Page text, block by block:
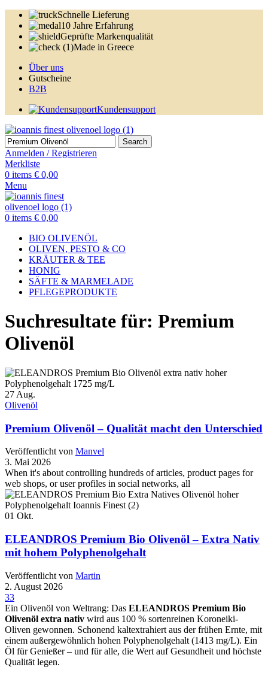
Schnelle Lieferung
10 Jahre Erfahrung
Geprüfte Markenqualität
Made in Greece
Über uns
Gutscheine
B2B
Kundensupport
Search
Anmelden / Registrieren
Merkliste
0 items € 0,00
Menu
0 items € 0,00
BIO OLIVENÖL
OLIVEN, PESTO & CO
KRÄUTER & TEE
HONIG
SÄFTE & MARMELADE
PFLEGEPRODUKTE
Suchresultate für: Premium
Olivenöl
27 Aug.
Olivenöl
Premium Olivenöl – Qualität macht den Unterschied
Veröffentlicht von Manvel
3. Mai 2026
When it's about controlling hundreds of articles, product pages for
web shops, or user profiles in social networks, all
01 Okt.
ELEANDROS Premium Bio Olivenöl – Extra Nativ
mit hohem Polyphenolgehalt
Veröffentlicht von Martin
2. August 2026
33
Ein Olivenöl von Weltrang: Das ELEANDROS Premium Bio
Olivenöl extra nativ wird aus 100 % sortenreinen Koroneiki-
Oliven gewonnen. Schonend kaltextrahiert aus der frühen Ernte, mit
einem außergewöhnlich hohen Polyphenolgehalt (1413 mg/L). Ein
Öl für Genießer – und für alle, die Wert auf Gesundheit und höchste
Qualität legen.